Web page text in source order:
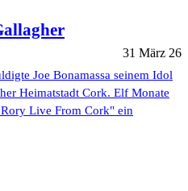
31 März 26
Joe Bonamassa seinem Idol
Heimatstadt Cork. Elf Monate
Live From Cork" ein